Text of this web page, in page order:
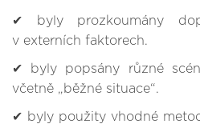
✔ byly prozkoumány
v externích faktorech.
✔ byly popsány různé
včetně „běžné situace“.
✔ byly použity vhodné